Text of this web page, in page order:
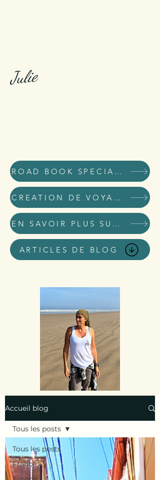
Julie
ROAD BOOK SPECIAL KID
CREATION DE VOYAGES DE RÊVE ET D'AVENTURE
EN SAVOIR PLUS SUR MOI
ARTICLES DE BLOG
Accueil blog
Tous les posts
France
Tous les posts